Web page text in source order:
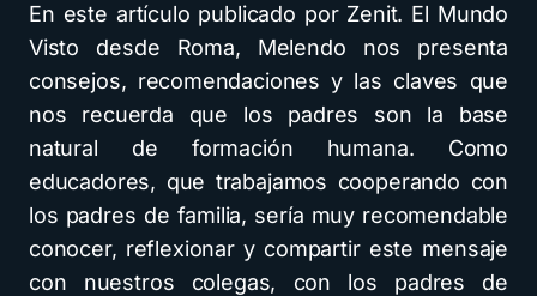
En este artículo publicado por Zenit. El Mundo
Visto desde Roma, Melendo nos presenta
consejos, recomendaciones y las claves que
nos recuerda que los padres son la base
natural de formación humana. Como
educadores, que trabajamos cooperando con
los padres de familia, sería muy recomendable
conocer, reflexionar y compartir este mensaje
con nuestros colegas, con los padres de